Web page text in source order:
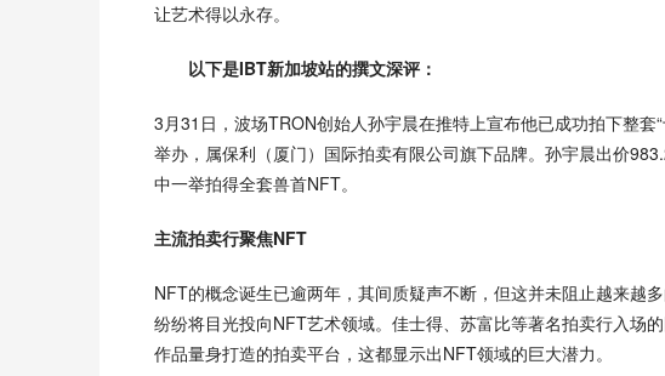
让艺术得以永存。
以下是IBT新加坡站的撰文深评：
3月31日，波场TRON创始人孙宇晨在推特上宣布他已成功拍下整
举办，属保利（厦门）国际拍卖有限公司旗下品牌。孙宇晨出价
中一举拍得全套兽首NFT。
主流拍卖行聚焦NFT
NFT的概念诞生已逾两年，其间质疑声不断，但这并未阻止越来越
纷纷将目光投向NFT艺术领域。佳士得、苏富比等著名拍卖行入场
作品量身打造的拍卖平台，这都显示出NFT领域的巨大潜力。